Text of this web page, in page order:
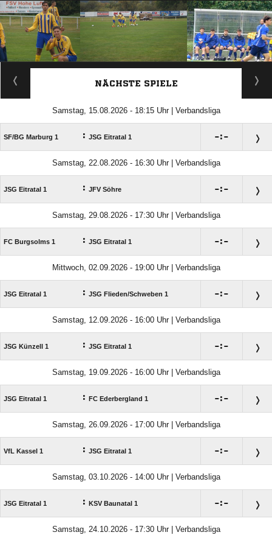
ANZEIGE
NÄCHSTE SPIELE
Samstag, 15.08.2026 - 18:15 Uhr | Verbandsliga
SF/​BG Marburg 1 : JSG Eitratal 1 :
Samstag, 22.08.2026 - 16:30 Uhr | Verbandsliga
JSG Eitratal 1 : JFV Söhre :
Samstag, 29.08.2026 - 17:30 Uhr | Verbandsliga
FC Burgsolms 1 : JSG Eitratal 1 :
Mittwoch, 02.09.2026 - 19:00 Uhr | Verbandsliga
JSG Eitratal 1 : JSG Flieden/​Schweben 1 :
Samstag, 12.09.2026 - 16:00 Uhr | Verbandsliga
JSG Künzell 1 : JSG Eitratal 1 :
Samstag, 19.09.2026 - 16:00 Uhr | Verbandsliga
JSG Eitratal 1 : FC Ederbergland 1 :
Samstag, 26.09.2026 - 17:00 Uhr | Verbandsliga
VfL Kassel 1 : JSG Eitratal 1 :
Samstag, 03.10.2026 - 14:00 Uhr | Verbandsliga
JSG Eitratal 1 : KSV Baunatal 1 :
Samstag, 24.10.2026 - 17:30 Uhr | Verbandsliga